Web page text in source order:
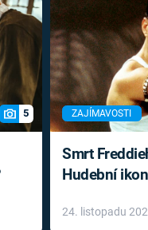
5 ZAJÍMAVOSTI
Smrt
Hudební
léky
24. listopadu